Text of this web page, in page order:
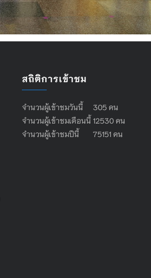
สถิติการเข้าชม
จำนวนผู้เข้าชมวันนี้ 305 คน
จำนวนผู้เข้าชมเดือนนี้ 12530 คน
จำนวนผู้เข้าชมปีนี้ 75151 คน